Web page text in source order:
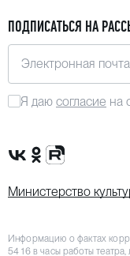
ПОДПИСАТЬСЯ НА
Электронная почта
Я даю согласие на
Сообщество VK
Группа в
Канал Rutube
Министерство
Информацию о фактах
54 16в часы работы театра,